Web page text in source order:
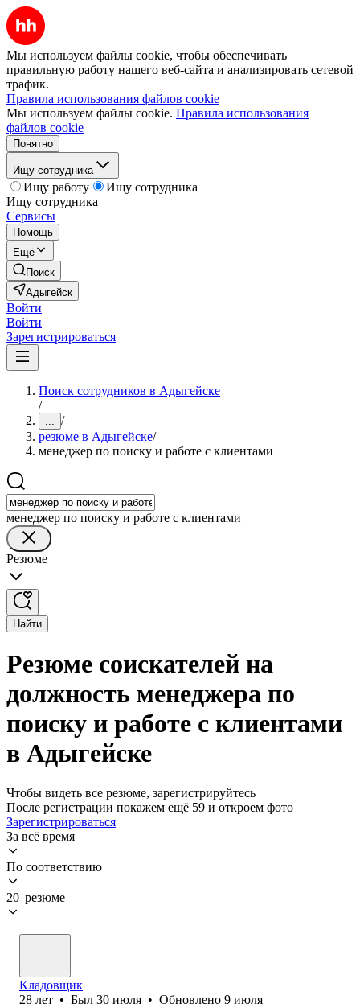
Мы используем файлы cookie, чтобы обеспечивать
правильную работу нашего веб-сайта и анализировать сетевой
трафик.
Правила использования файлов cookie
Мы используем файлы cookie. Правила использования
файлов cookie
Понятно
Ищу сотрудника
Ищу работу
Ищу сотрудника
Ищу сотрудника
Сервисы
Помощь
Ещё
Поиск
Адыгейск
Войти
Войти
Зарегистрироваться
Поиск сотрудников в Адыгейске
/
... /
резюме в Адыгейске/
менеджер по поиску и работе с клиентами
менеджер по поиску и работе с клиентами
Резюме
Найти
Резюме соискателей на
должность менеджера по
поиску и работе с клиентами
в Адыгейске
Чтобы видеть все резюме, зарегистрируйтесь
После регистрации покажем ещё 59 и откроем фото
Зарегистрироваться
За всё время
По соответствию
20 резюме
Кладовщик
28 лет • Был 30 июля • Обновлено 9 июля